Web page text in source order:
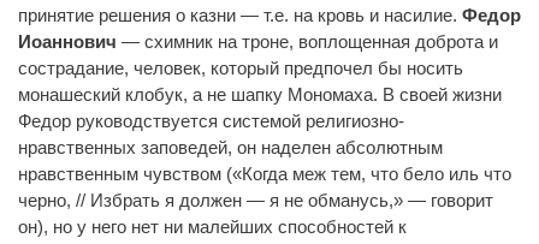
принятие решения о казни — т.е. на кровь и насилие. Федор
Иоаннович — схимник на троне, воплощенная доброта и
сострадание, человек, который предпочел бы носить
монашеский клобук, а не шапку Мономаха. В своей жизни
Федор руководствуется системой религиозно-
нравственных заповедей, он наделен абсолютным
нравственным чувством («Когда меж тем, что бело иль что
черно, // Избрать я должен — я не обманусь,» — говорит
он), но у него нет ни малейших способностей к